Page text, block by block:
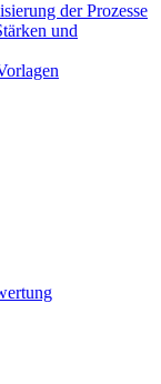
der Prozesse
und